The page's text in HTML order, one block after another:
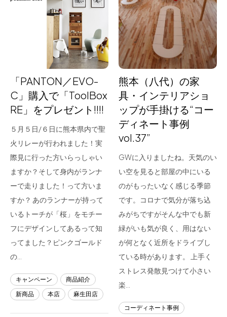
「PANTON／EVO-
C」購入で「ToolBox
RE」をプレゼント!!!!
５月５日/６日に熊本県内で聖
火リレーが行われました！実
際見に行った方いらっしゃい
ますか？そして身内がランナ
ーで走りました！って方いま
すか？ あのランナーが持って
いるトーチが「桜」をモチー
フにデザインしてあるって知
ってました？ピンクゴールド
の…
キャンペーン
商品紹介
新商品
本店 麻生田店
熊本（八代）の家
具・インテリアショ
ップが手掛ける“コー
ディネート事例
vol.37”
GWに入りましたね。天気のい
い空を見ると部屋の中にいる
のがもったいなく感じる季節
です。コロナで気分が落ち込
みがちですがそんな中でも新
緑がいも気が良く、用はない
が何となく近所をドライブし
ている時があります。 上手く
ストレス発散見つけて小さい
楽…
コーディネート事例